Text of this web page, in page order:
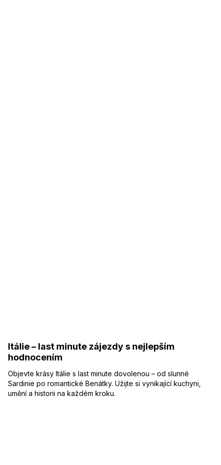
Itálie – last minute zájezdy s nejlepším
hodnocením
Objevte krásy Itálie s last minute dovolenou – od slunné
Sardinie po romantické Benátky. Užijte si vynikající kuchyni,
umění a historii na každém kroku.